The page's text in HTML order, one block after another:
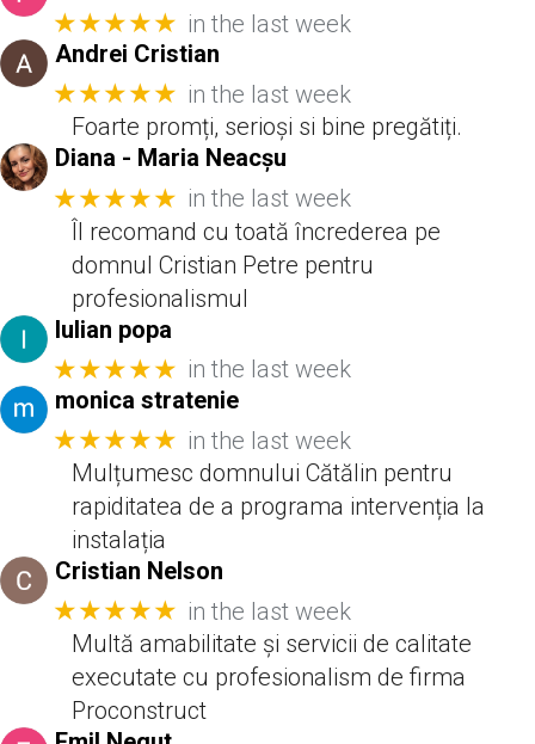
★★★★★ in the last week
Andrei Cristian
★★★★★ in the last week
Foarte promți, serioși si bine pregătiți.
Diana - Maria Neacșu
★★★★★ in the last week
Îl recomand cu toată încrederea pe
domnul Cristian Petre pentru
profesionalismul
Iulian popa
★★★★★ in the last week
monica stratenie
★★★★★ in the last week
Mulțumesc domnului Cătălin pentru
rapiditatea de a programa intervenția la
instalația
Cristian Nelson
★★★★★ in the last week
Multă amabilitate și servicii de calitate
executate cu profesionalism de firma
Proconstruct